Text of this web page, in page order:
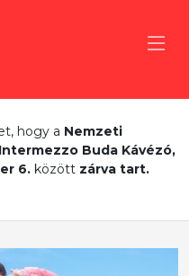
hogy a Nemzeti
Intermezzo Buda Kávézó,
6. között zárva tart.